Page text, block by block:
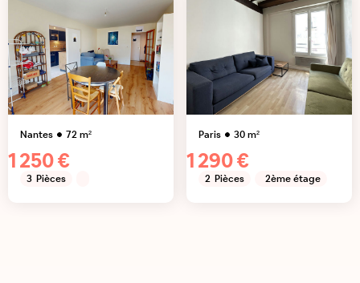
Nantes 72m²
1 250 €
3 Pièces
Paris 30m²
1 290 €
2 Pièces 2ème étage